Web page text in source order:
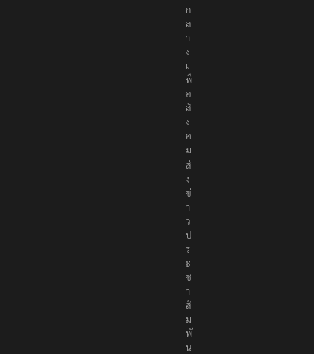
ก
ล
า
ง
เ
พื่
อ
สั
ง
ค
ม
ส่
ง
ข่
า
ว
ป
ร
ะ
ช
า
สั
ม
พั
น